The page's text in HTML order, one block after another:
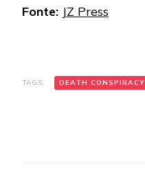
Fonte: JZ Press
TAGS: DEATH CONSPIRACY